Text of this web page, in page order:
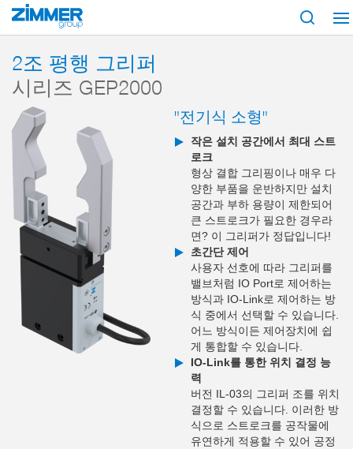
시작 제품 시리즈
2조 평행 그리퍼
시리즈 GEP2000
"전기식 소형"
작은 설치 공간에서 최대 스트
로크
형상 결합 그리핑이나 매우 다
양한 부품을 운반하지만 설치
공간과 부하 용량이 제한되어
큰 스트로크가 필요한 경우라
면? 이 그리퍼가 정답입니다!
초간단 제어
사용자 선호에 따라 그리퍼를
밸브처럼 IO Port로 제어하는
방식과 IO-Link로 제어하는 방
식 중에서 선택할 수 있습니다.
어느 방식이든 제어장치에 쉽
게 통합할 수 있습니다.
IO-Link를 통한 위치 결정 능
력
버전 IL-03의 그리퍼 조를 위치
결정할 수 있습니다. 이러한 방
식으로 스트로크를 공작물에
유연하게 적용할 수 있어 공정